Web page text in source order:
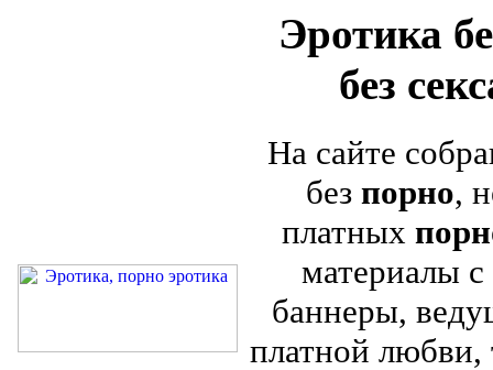
Эротика
без
На сайте
без порно,
платных
материалы
баннеры,
платной любви,